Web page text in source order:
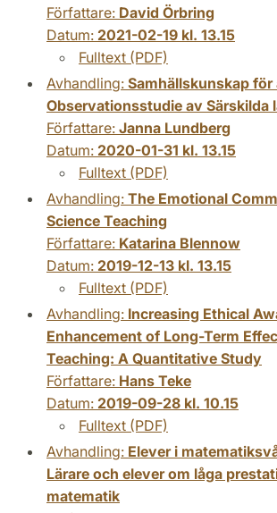
Författare: David Örbring
Datum: 2021-02-19 kl. 13.15
Fulltext (PDF)
Avhandling: Samhällskunskap för
Observationsstudie av Särskilda
Författare: Janna Lundberg
Datum: 2020-01-31 kl. 13.15
Fulltext (PDF)
Avhandling: The Emotional
Science Teaching
Författare: Katarina Blennow
Datum: 2019-12-13 kl. 13.15
Fulltext (PDF)
Avhandling: Increasing Ethical
Enhancement of Long-Term
Teaching: A Quantitative Study
Författare: Hans Teke
Datum: 2019-09-28 kl. 10.15
Fulltext (PDF)
Avhandling: Elever i
Lärare och elever om låga
matematik